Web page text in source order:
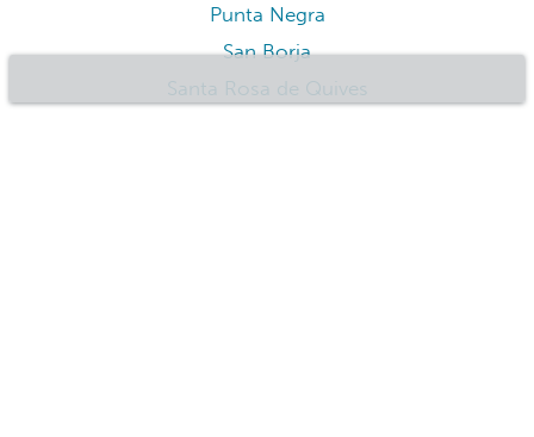
Punta Negra
San Borja
Santa Rosa de Quives